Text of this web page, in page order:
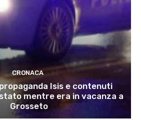
CRONACA
Isis e contenuti
mentre era in vacanza a
Grosseto